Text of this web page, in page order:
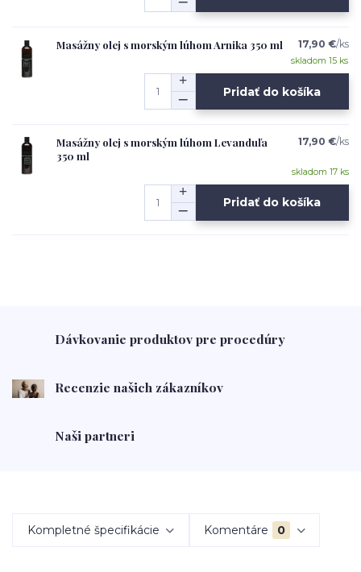
Masážny olej s morským lúhom Arnika 350 ml 17,90 €/ks
skladom 15 ks
Pridať do košíka
Masážny olej s morským lúhom Levanduľa
350 ml
17,90 €/ks
skladom 17 ks
Pridať do košíka
Dávkovanie produktov pre procedúry
Recenzie našich zákazníkov
Naši partneri
Kompletné špecifikácie Komentáre 0